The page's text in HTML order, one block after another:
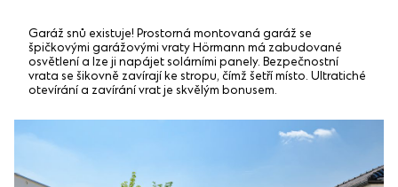
Garáž snů existuje! Prostorná montovaná garáž se
špičkovými garážovými vraty Hörmann má zabudované
osvětlení a lze ji napájet solárními panely. Bezpečnostní
vrata se šikovně zavírají ke stropu, čímž šetří místo. Ultratiché
otevírání a zavírání vrat je skvělým bonusem.